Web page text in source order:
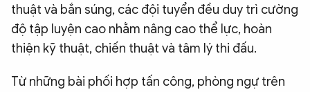
thuật và bắn súng, các đội tuyển đều duy trì cường
độ tập luyện cao nhằm nâng cao thể lực, hoàn
thiện kỹ thuật, chiến thuật và tâm lý thi đấu.
Từ những bài phối hợp tấn công, phòng ngự trên